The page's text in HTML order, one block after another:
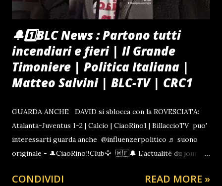
🔔1️⃣BLC News : Partono tutti
incendiari e fieri | Il Grande
Timoniere | Politica Italiana |
Matteo Salvini | BLC-TV | CRC1
GUARDA ANCHE DAVID si sblocca con la ROVESCIATA:
Atalanta-Juventus 1-2 | Calcio | CiaoRino1 | BillaccioTV puo'
interessarti guarda anche @influenzerpolitico ♬ suono
originale - 🎩CiaoRino‼️Club🦅 🇲🇫🔔 L'actualité du jour |
noticia del día | espana Channel | CiaoRinoTV1 mira también
CONDIVIDI READ MORE »